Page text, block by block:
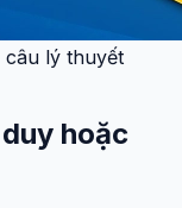
câu lý thuyết
hoặc